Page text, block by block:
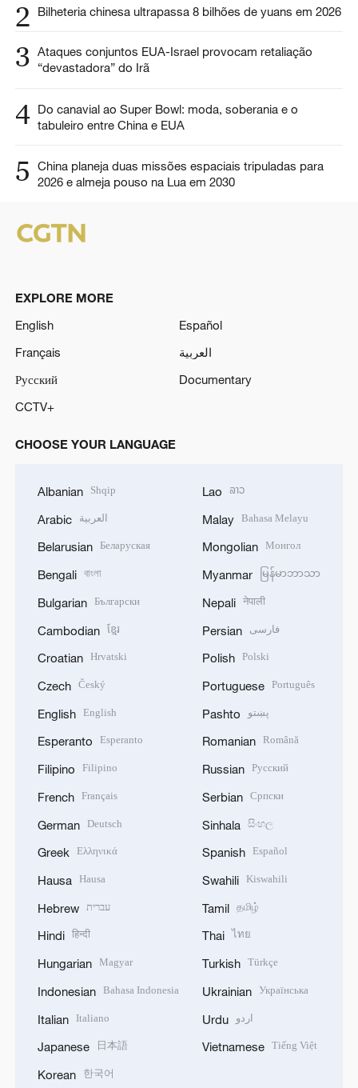
2 Bilheteria chinesa ultrapassa 8 bilhões de yuans em 2026
3 Ataques conjuntos EUA-Israel provocam retaliação
“devastadora” do Irã
4 Do canavial ao Super Bowl: moda, soberania e o
tabuleiro entre China e EUA
5
China planeja duas missões espaciais tripuladas para
2026 e almeja pouso na Lua em 2030
EXPLORE MORE
English
Español
Français
العربية
Русский
Documentary
CCTV+
CHOOSE YOUR LANGUAGE
Albanian Shqip
Arabic العربية
Belarusian Беларуская
Bengali বাংলা
Bulgarian Български
Cambodian ខ្មែរ
Croatian Hrvatski
Czech Český
English English
Esperanto Esperanto
Filipino Filipino
French Français
German Deutsch
Greek Ελληνικά
Hausa Hausa
Hebrew עברית
Hindi हिन्दी
Hungarian Magyar
Indonesian Bahasa Indonesia
Italian Italiano
Japanese 日本語
Korean 한국어
Lao ລາວ
Malay Bahasa Melayu
Mongolian Монгол
Myanmar မြန်မာဘာသာ
Nepali नेपाली
Persian فارسی
Polish Polski
Portuguese Português
Pashto پښتو
Romanian Română
Russian Русский
Serbian Српски
Sinhala සිංහල
Spanish Español
Swahili Kiswahili
Tamil தமிழ்
Thai ไทย
Turkish Türkçe
Ukrainian Українська
Urdu اردو
Vietnamese Tiếng Việt